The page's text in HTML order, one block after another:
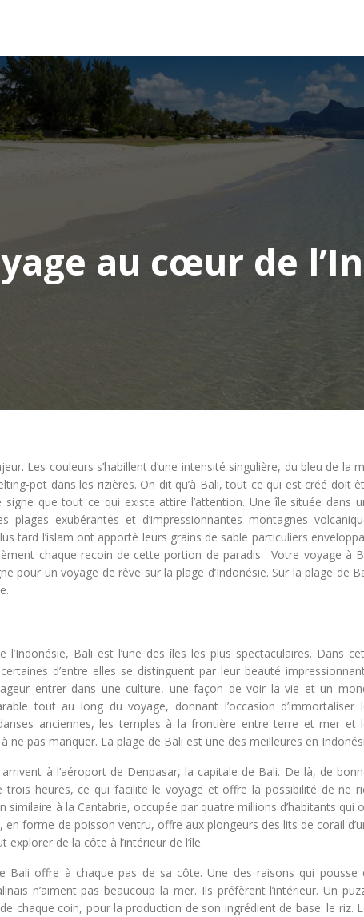
au cœur de
Les couleurs s’habillent d’une intensité singulière, du bleu de la
pot dans les rizières. On dit qu’à Bali, tout ce qui est créé doit
que tout ce qui existe attire l’attention. Une île située dans
plages exubérantes et d’impressionnantes montagnes
tard l’islam ont apporté leurs grains de sable particuliers
chaque recoin de cette portion de paradis. Votre voyage à
pour un voyage de rêve sur la plage d’Indonésie. Sur la plage de
Bali est l’une des îles les plus spectaculaires. Dans
d’entre elles se distinguent par leur beauté
entrer dans une culture, une façon de voir la vie et un
tout au long du voyage, donnant l’occasion d’immortaliser
anciennes, les temples à la frontière entre terre et mer et
pas manquer. La plage de Bali est une des meilleures en
à l’aéroport de Denpasar, la capitale de Bali. De là, de
trois heures, ce qui facilite le voyage et offre la possibilité de ne
à la Cantabrie, occupée par quatre millions d’habitants qui
forme de poisson ventru, offre aux plongeurs des lits de corail
explorer de la côte à l’intérieur de l’île.
Bali offre à chaque pas de sa côte. Une des raisons qui pousse
n’aiment pas beaucoup la mer. Ils préfèrent l’intérieur. Un
chaque coin, pour la production de son ingrédient de base: le riz.